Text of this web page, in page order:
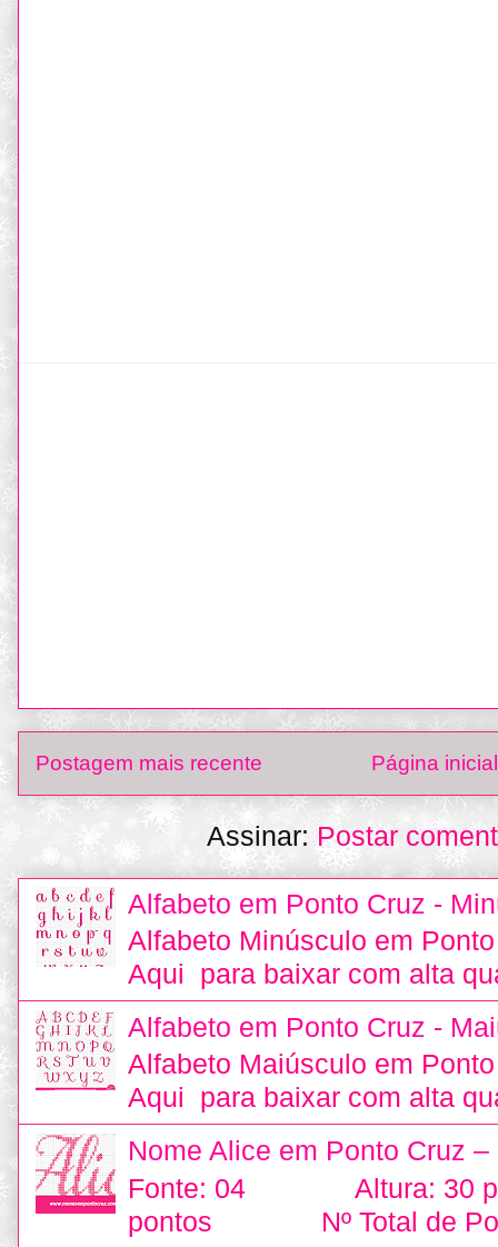
Postagem mais recente Página inicial
Assinar: Postar
Alfabeto em Ponto Cruz -
Alfabeto Minúsculo em
Aqui para baixar com alta
Alfabeto em Ponto Cruz -
Alfabeto Maiúsculo em
Aqui para baixar com alta
Nome Alice em Ponto Cruz –
Fonte: 04 Altura: 30
pontos Nº Total de